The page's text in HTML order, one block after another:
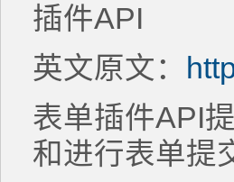
插件API
英文原文：
表单插件API
和进行表单提